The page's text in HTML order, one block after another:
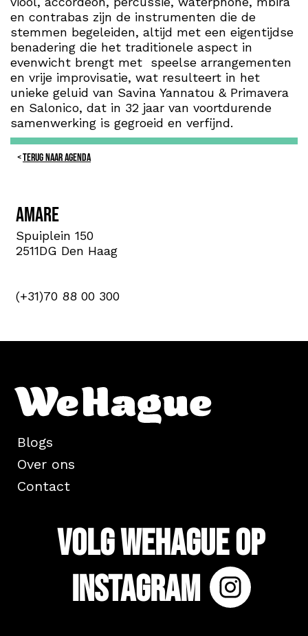
en contrabas zijn de instrumenten die de
stemmen begeleiden, altijd met een eigentijdse
benadering die het traditionele aspect in
evenwicht brengt met speelse arrangementen
en vrije improvisatie, wat resulteert in het
unieke geluid van Savina Yannatou & Primavera
en Salonico, dat in 32 jaar van voortdurende
samenwerking is gegroeid en verfijnd.
TERUG NAAR AGENDA
Amare
Spuiplein 150
2511DG Den Haag
(+31)70 88 00 300
Blogs
Over ons
Contact
Volg WeHague op
Instagram